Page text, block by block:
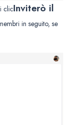
clicInviterò il
in seguito, se